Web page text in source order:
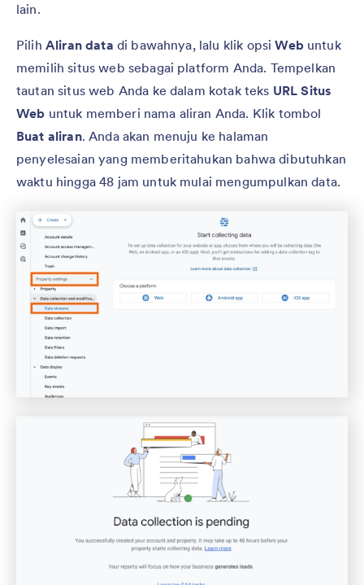
lain.
Pilih Aliran data di bawahnya, lalu klik opsiWebuntuk
memilih situs web sebagai platform Anda. Tempelkan
tautan situs web Anda ke dalam kotak teks URL Situs
Web untuk memberi nama aliran Anda. Klik tombol
Buat aliran. Anda akan menuju ke halaman
penyelesaian yang memberitahukan bahwa dibutuhkan
waktu hingga 48 jam untuk mulai mengumpulkan data.